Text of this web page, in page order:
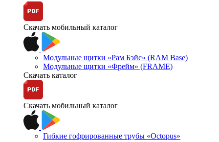
Скачать мобильный каталог
Модульные щитки «Рам Бэйс» (RAM Base)
Модульные щитки «Фрейм» (FRAME)
Скачать каталог
Скачать мобильный каталог
Гибкие гофрированные трубы «Octopus»